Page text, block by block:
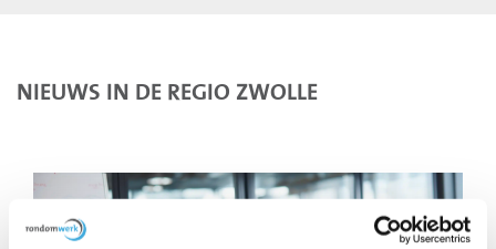
NIEUWS IN DE REGIO ZWOLLE